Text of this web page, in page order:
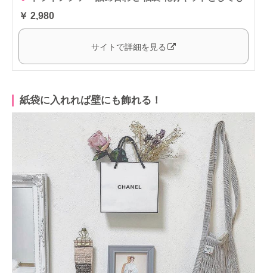
￥ 2,980
サイトで詳細を見る
紙袋に入れれば壁にも飾れる！